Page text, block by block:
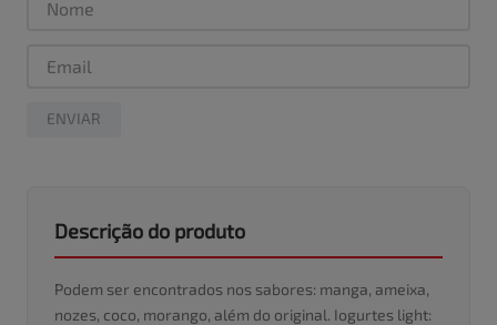
ENVIAR
Descrição do produto
Podem ser encontrados nos sabores: manga, ameixa,
nozes, coco, morango, além do original. Iogurtes light: